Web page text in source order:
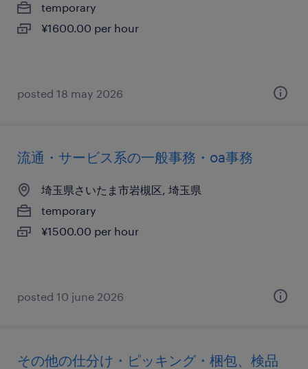
temporary
¥1600.00 per hour
posted 18 may 2026
流通・サービス系の一般事務・oa事務
埼玉県さいたま市岩槻区, 埼玉県
temporary
¥1500.00 per hour
posted 10 june 2026
その他の仕分け・ピッキング・梱包、検品